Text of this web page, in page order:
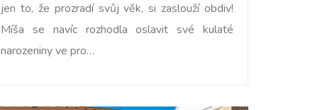
jen to, že prozradí svůj věk, si zaslouží obdiv!
Míša se navíc rozhodla oslavit své kulaté
narozeniny ve pro…